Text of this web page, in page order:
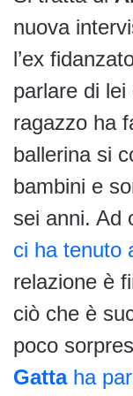
nuova
l’ex
parlare di
ragazzo ha
ballerina si
bambini e
sei anni. Ad
ci ha tenuto
relazione è
ciò che è
poco
Gatta ha